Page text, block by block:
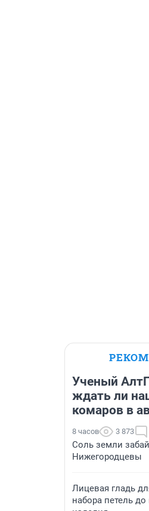
Ученый
ждать ли
комаров в
8 часов 3 873
Соль земли
Нижегородцевы
Лицевая гладь
набора петель до